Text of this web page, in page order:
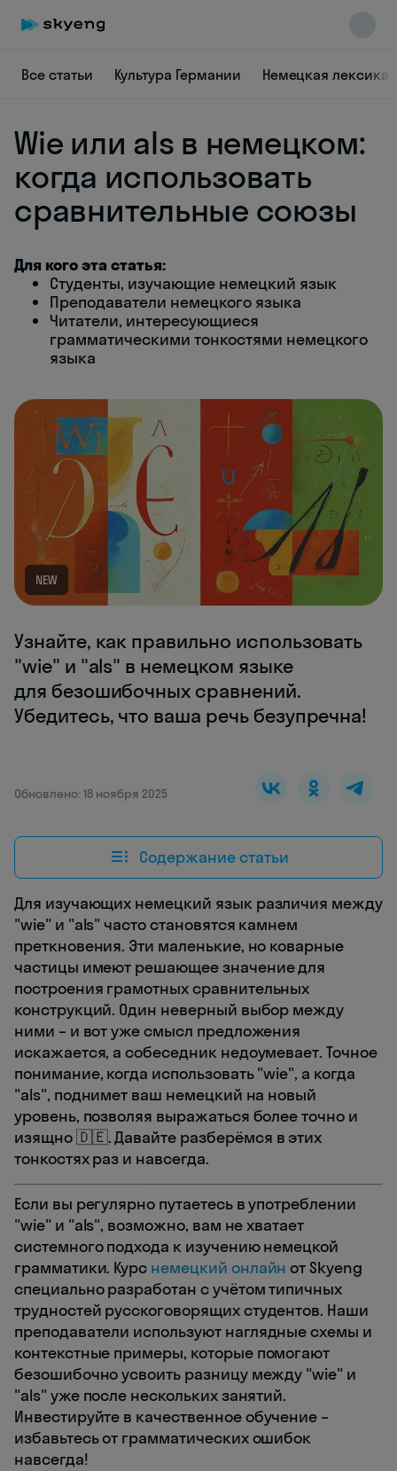
Все статьи Культура Германии Немецкая лексика
Wie или als в немецком:
когда использовать
сравнительные союзы
Для кого эта статья:
Студенты, изучающие немецкий язык
Преподаватели немецкого языка
Читатели, интересующиеся
грамматическими тонкостями немецкого
языка
NEW
Узнайте, как правильно использовать
"wie" и "als" в немецком языке
для безошибочных сравнений.
Убедитесь, что ваша речь безупречна!
Обновлено: 18 ноября 2025
Содержание статьи
Для изучающих немецкий язык различия между
"wie" и "als" часто становятся камнем
преткновения. Эти маленькие, но коварные
частицы имеют решающее значение для
построения грамотных сравнительных
конструкций. Один неверный выбор между
ними – и вот уже смысл предложения
искажается, а собеседник недоумевает. Точное
понимание, когда использовать "wie", а когда
"als", поднимет ваш немецкий на новый
уровень, позволяя выражаться более точно и
изящно 🇩🇪. Давайте разберёмся в этих
тонкостях раз и навсегда.
Если вы регулярно путаетесь в употреблении
"wie" и "als", возможно, вам не хватает
системного подхода к изучению немецкой
грамматики. Курс немецкий онлайн от Skyeng
специально разработан с учётом типичных
трудностей русскоговорящих студентов. Наши
преподаватели используют наглядные схемы и
контекстные примеры, которые помогают
безошибочно усвоить разницу между "wie" и
"als" уже после нескольких занятий.
Инвестируйте в качественное обучение –
избавьтесь от грамматических ошибок
навсегда!